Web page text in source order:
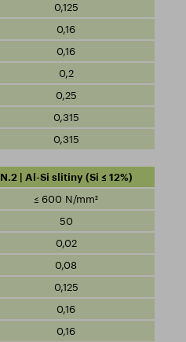
0,125
0,16
0,16
0,2
0,25
0,315
0,315
N.2 | Al-Si slitiny (Si ≤ 12%)
≤ 600 N/mm²
50
0,02
0,08
0,125
0,16
0,16